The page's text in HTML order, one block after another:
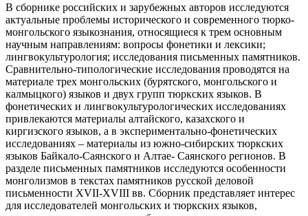
В сборнике российских и зарубежных авторов исследуются
актуальные проблемы исторического и современного тюрко-
монгольского языкознания, относящиеся к трем основным
научным направлениям: вопросы фонетики и лексики;
лингвокультурология; исследования письменных памятников.
Сравнительно-типологические исследования проводятся на
материале трех монгольских (бурятского, монгольского и
калмыцкого) языков и двух групп тюркских языков. В
фонетических и лингвокультурологических исследованиях
привлекаются материалы алтайского, казахского и
киргизского языков, а в экспериментально-фонетических
исследованиях – материалы из южно-сибирских тюркских
языков Байкало-Саянского и Алтае- Саянского регионов. В
разделе письменных памятников исследуются особенности
монголизмов в текстах памятников русской деловой
письменности XVII-XVIII вв. Сборник представляет интерес
для исследователей монгольских и тюркских языков,